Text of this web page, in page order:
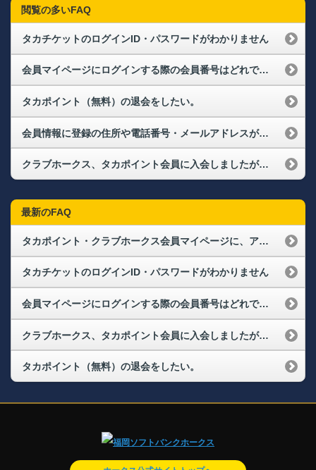
閲覧の多いFAQ
タカチケットのログインID・パスワードがわかりません
会員マイページにログインする際の会員番号はどれですか？また、パスワードを忘れてしまった場合はどうすればよいですか？（ログインができない）
タカポイント（無料）の退会をしたい。
会員情報に登録の住所や電話番号・メールアドレスが変わりました。変更手続きはどうすればよいでしょうか？（メールアドレス変更）
クラブホークス、タカポイント会員に入会しましたが、会員マイページにログインできません。
最新のFAQ
タカポイント・クラブホークス会員マイページに、アカウントロックがかかった場合はどうしたらいいですか？
タカチケットのログインID・パスワードがわかりません
会員マイページにログインする際の会員番号はどれですか？また、パスワードを忘れてしまった場合はどうすればよいですか？（ログインができない）
クラブホークス、タカポイント会員に入会しましたが、会員マイページにログインできません。
タカポイント（無料）の退会をしたい。